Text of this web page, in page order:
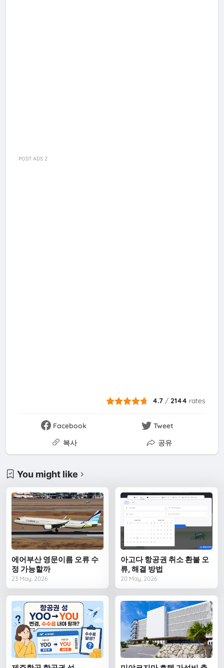
POST ADS 2
4.7 /2144 rates
Facebook
Tweet
복사
공유
You might like
에어부산 영문이름 오류 수
정 가능할까
23 May, 2026
아고다 항공권 취소 환불 오
류, 해결 방법
20 May, 2026